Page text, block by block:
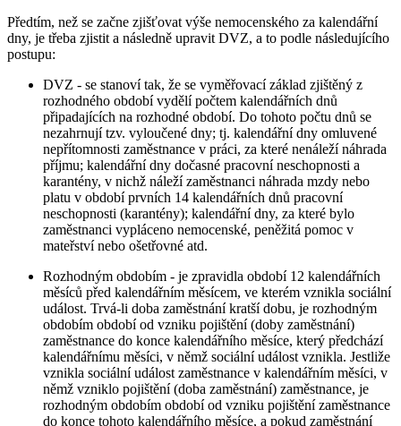
Předtím, než se začne zjišťovat výše nemocenského za kalendářní
dny, je třeba zjistit a následně upravit DVZ, a to podle následujícího
postupu:
DVZ - se stanoví tak, že se vyměřovací základ zjištěný z
rozhodného období vydělí počtem kalendářních dnů
připadajících na rozhodné období. Do tohoto počtu dnů se
nezahrnují tzv. vyloučené dny; tj. kalendářní dny omluvené
nepřítomnosti zaměstnance v práci, za které nenáleží náhrada
příjmu; kalendářní dny dočasné pracovní neschopnosti a
karantény, v nichž náleží zaměstnanci náhrada mzdy nebo
platu v období prvních 14 kalendářních dnů pracovní
neschopnosti (karantény); kalendářní dny, za které bylo
zaměstnanci vypláceno nemocenské, peněžitá pomoc v
mateřství nebo ošetřovné atd.
Rozhodným obdobím - je zpravidla období 12 kalendářních
měsíců před kalendářním měsícem, ve kterém vznikla sociální
událost. Trvá-li doba zaměstnání kratší dobu, je rozhodným
obdobím období od vzniku pojištění (doby zaměstnání)
zaměstnance do konce kalendářního měsíce, který předchází
kalendářnímu měsíci, v němž sociální událost vznikla. Jestliže
vznikla sociální událost zaměstnance v kalendářním měsíci, v
němž vzniklo pojištění (doba zaměstnání) zaměstnance, je
rozhodným obdobím období od vzniku pojištění zaměstnance
do konce tohoto kalendářního měsíce, a pokud zaměstnání